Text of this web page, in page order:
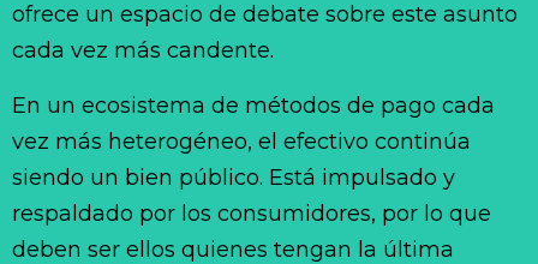
ofrece un espacio de debate sobre este asunto
cada vez más candente.
En un ecosistema de métodos de pago cada
vez más heterogéneo, el efectivo continúa
siendo un bien público. Está impulsado y
respaldado por los consumidores, por lo que
deben ser ellos quienes tengan la última